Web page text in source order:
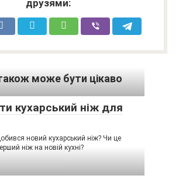
друзями:
може бути цікаво
кухарський ніж для
новий кухарський ніж? Чи це
ніж на новій кухні?